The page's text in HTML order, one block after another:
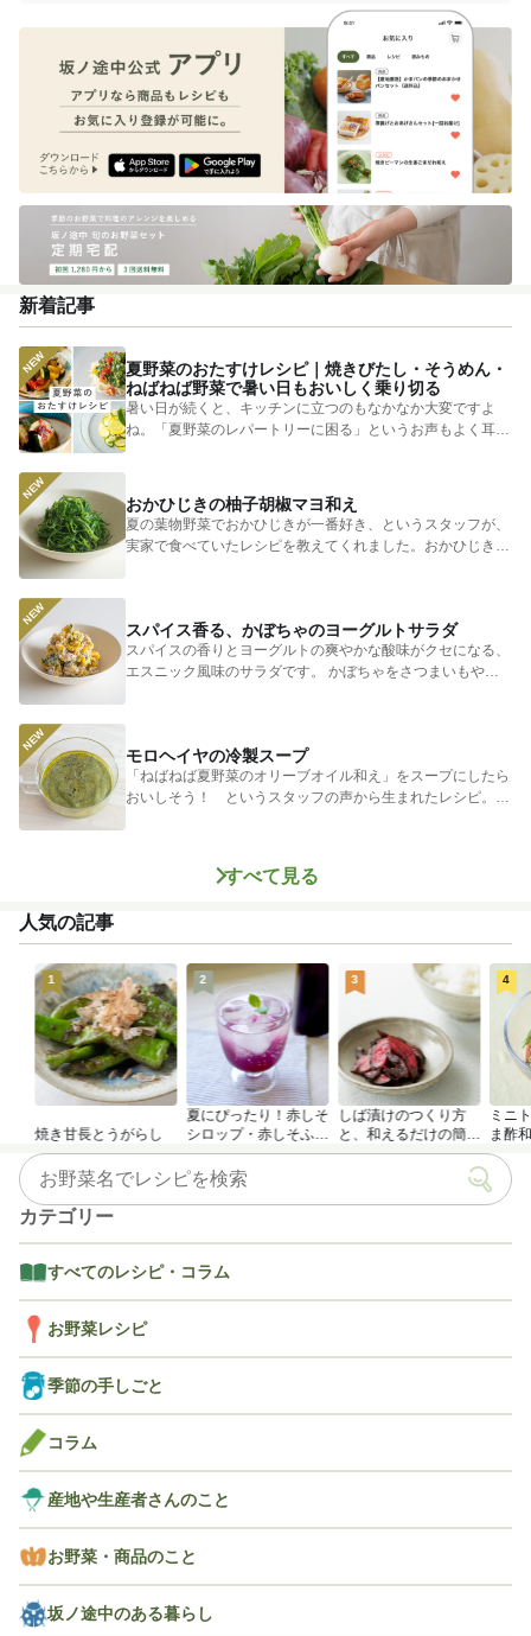
新着記事
夏野菜のおたすけレシピ｜焼きびたし・そうめん・
ねばねば野菜で暑い日もおいしく乗り切る
暑い日が続くと、キッチンに立つのもなかなか大変ですよ
ね。「夏野菜のレパートリーに困る」というお声もよく耳に
します。 そ...
おかひじきの柚子胡椒マヨ和え
夏の葉物野菜でおかひじきが一番好き、というスタッフが、
実家で食べていたレシピを教えてくれました。おかひじきの
スパイス香る、かぼちゃのヨーグルトサラダ
スパイスの香りとヨーグルトの爽やかな酸味がクセになる、
エスニック風味のサラダです。 かぼちゃをさつまいもやじ
モロヘイヤの冷製スープ
「ねばねば夏野菜のオリーブオイル和え」をスープにしたら
おいしそう！ というスタッフの声から生まれたレシピ。つ
すべて見る
人気の記事
1
焼き甘長とうがらし
2
夏にぴったり！赤しそ
シロップ・赤しそふり
かけのつくり方
3
しば漬けのつくり方
と、和えるだけの簡単
アレンジレシピ
4
ミニ
ま酢
カテゴリー
すべてのレシピ・コラム
お野菜レシピ
季節の手しごと
コラム
産地や生産者さんのこと
お野菜・商品のこと
坂ノ途中のある暮らし